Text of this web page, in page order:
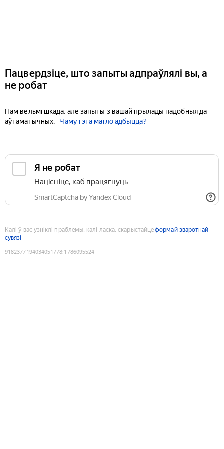
Пацвердзіце, што запыты адпраўлялі вы, а
не робат
Нам вельмі шкада, але запыты з вашай прылады падобныя да
аўтаматычных.
Чаму гэта магло адбыцца?
Я не робат
Націсніце, каб працягнуць
SmartCaptcha by Yandex Cloud
Калі ў вас узніклі праблемы, калі ласка, скарыстайцеформай зваротнай
сувязі
9182377194034051778:1786095524